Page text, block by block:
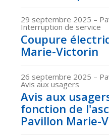
29 septembre 2025 –
Interruption de service
Coupure
Marie-Victorin
26 septembre 2025 –
Avis aux usagers
Avis aux
fonction de
Pavillon Marie-